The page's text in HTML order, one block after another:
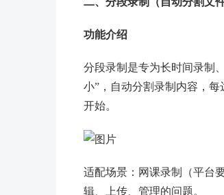
功能介绍
分段录制是专为长时间录制
小”，自动分割录制内容，
开始。
适配场景：网课录制（平台
辑、上传、管理的问题。